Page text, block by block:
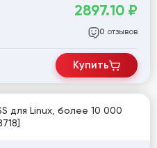
2897.10 ₽
0 отзывов
Купить
для Linux, более 10 000